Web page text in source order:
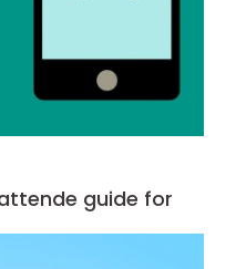
guide for